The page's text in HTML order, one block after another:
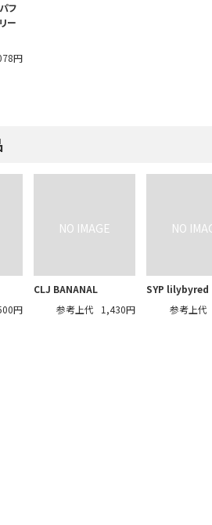
フ
ー
円
円
CLJ BANANAL
参考上代
1,430円
SYP lilybyred
参考上代